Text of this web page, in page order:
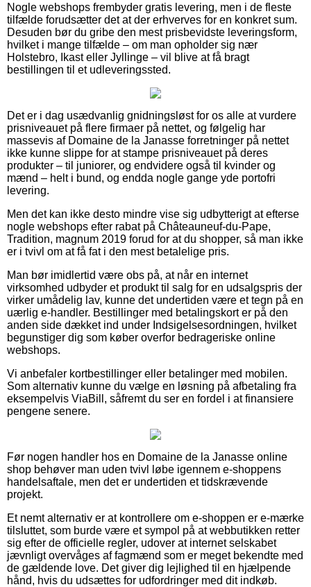
Nogle webshops frembyder gratis levering, men i de fleste
tilfælde forudsætter det at der erhverves for en konkret sum.
Desuden bør du gribe den mest prisbevidste leveringsform,
hvilket i mange tilfælde – om man opholder sig nær
Holstebro, Ikast eller Jyllinge – vil blive at få bragt
bestillingen til et udleveringssted.
Det er i dag usædvanlig gnidningsløst for os alle at vurdere
prisniveauet på flere firmaer på nettet, og følgelig har
massevis af Domaine de la Janasse forretninger på nettet
ikke kunne slippe for at stampe prisniveauet på deres
produkter – til juniorer, og endvidere også til kvinder og
mænd – helt i bund, og endda nogle gange yde portofri
levering.
Men det kan ikke desto mindre vise sig udbytterigt at efterse
nogle webshops efter rabat på Châteauneuf-du-Pape,
Tradition, magnum 2019 forud for at du shopper, så man ikke
er i tvivl om at få fat i den mest betalelige pris.
Man bør imidlertid være obs på, at når en internet
virksomhed udbyder et produkt til salg for en udsalgspris der
virker umådelig lav, kunne det undertiden være et tegn på en
uærlig e-handler. Bestillinger med betalingskort er på den
anden side dækket ind under Indsigelsesordningen, hvilket
begunstiger dig som køber overfor bedrageriske online
webshops.
Vi anbefaler kortbestillinger eller betalinger med mobilen.
Som alternativ kunne du vælge en løsning på afbetaling fra
eksempelvis ViaBill, såfremt du ser en fordel i at finansiere
pengene senere.
Før nogen handler hos en Domaine de la Janasse online
shop behøver man uden tvivl løbe igennem e-shoppens
handelsaftale, men det er undertiden et tidskrævende
projekt.
Et nemt alternativ er at kontrollere om e-shoppen er e-mærke
tilsluttet, som burde være et sympol på at webbutikken retter
sig efter de officielle regler, udover at internet selskabet
jævnligt overvåges af fagmænd som er meget bekendte med
de gældende love. Det giver dig lejlighed til en hjælpende
hånd, hvis du udsættes for udfordringer med dit indkøb.